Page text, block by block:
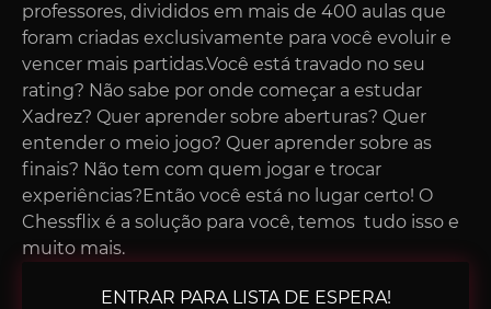
professores, divididos em mais de 400 aulas que
foram criadas exclusivamente para você evoluir e
vencer mais partidas.Você está travado no seu
rating? Não sabe por onde começar a estudar
Xadrez? Quer aprender sobre aberturas? Quer
entender o meio jogo? Quer aprender sobre as
finais? Não tem com quem jogar e trocar
experiências?Então você está no lugar certo! O
Chessflix é a solução para você, temos tudo isso e
muito mais.
ENTRAR PARA LISTA DE ESPERA!